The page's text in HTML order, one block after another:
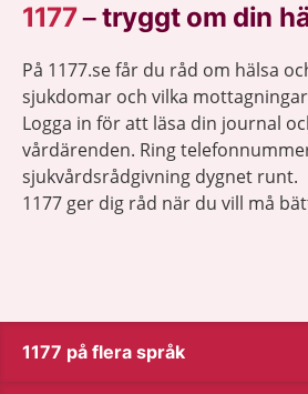
1177–tryggt om din
På 1177.se får du råd om hälsa
sjukdomar och vilka
Logga in för att läsa din journal
vårdärenden. Ring
sjukvårdsrådgivning dygnet runt.
1177 ger dig råd när du vill må
1177 på flera språk